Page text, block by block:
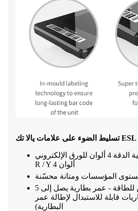
تسليط الضوء على علامات يالا تك ESL
شاشة عالية الدقة 4 ألوان للورق الإلكتروني ، B / W /
R / Y 4 ألوان
المؤسسات ومتانة محسّنة
استهلاك منخفض للطاقة - عمر بطارية يصل إلى 5
قابلة للاستبدال لإطالة عمر
البطارية)